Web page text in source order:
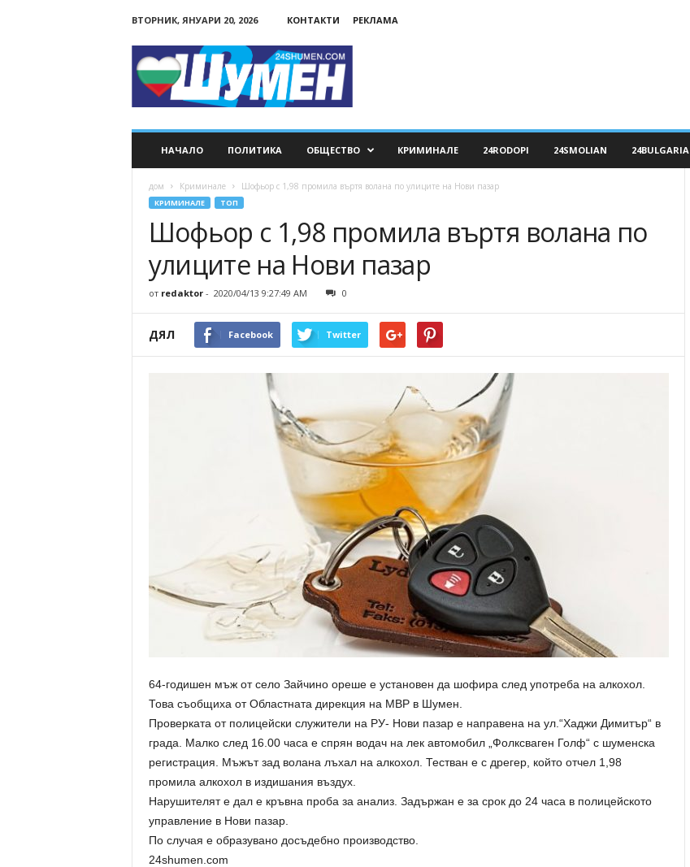
ВТОРНИК, ЯНУАРИ 20, 2026 КОНТАКТИ РЕКЛАМА
НАЧАЛО ПОЛИТИКА ОБЩЕСТВО КРИМИНАЛЕ 24RODOPI 24SMOLIAN 24BULGARIA
дом Криминале Шофьор с 1,98 промила въртя волана по улиците на Нови пазар
КРИМИНАЛЕ ТОП
Шофьор с 1,98 промила въртя волана по
улиците на Нови пазар
от redaktor- 2020/04/13 9:27:49 AM 0
ДЯЛ Facebook Twitter
64-годишен мъж от село Зайчино ореше е установен да шофира след употреба на алкохол.
Това съобщиха от Областната дирекция на МВР в Шумен.
Проверката от полицейски служители на РУ- Нови пазар е направена на ул.“Хаджи Димитър“ в
града. Малко след 16.00 часа е спрян водач на лек автомобил „Фолксваген Голф“ с шуменска
регистрация. Мъжът зад волана лъхал на алкохол. Тестван е с дрегер, който отчел 1,98
промила алкохол в издишания въздух.
Нарушителят е дал е кръвна проба за анализ. Задържан е за срок до 24 часа в полицейското
управление в Нови пазар.
По случая е образувано досъдебно производство.
24shumen.com